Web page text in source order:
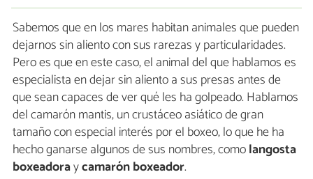
Sabemos que en los mares habitan animales que pueden
dejarnos sin aliento con sus rarezas y particularidades.
Pero es que en este caso, el animal del que hablamos es
especialista en dejar sin aliento a sus presas antes de
que sean capaces de ver qué les ha golpeado. Hablamos
del camarón mantis, un crustáceo asiático de gran
tamaño con especial interés por el boxeo, lo que he ha
hecho ganarse algunos de sus nombres, comolangosta
boxeadoraycamarón boxeador.